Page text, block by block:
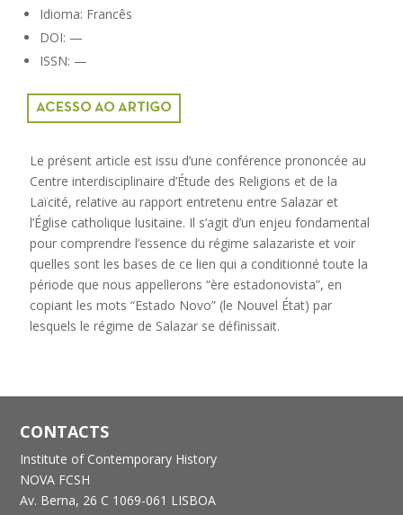
Idioma: Francês
DOI: —
ISSN: —
ACESSO AO ARTIGO
Le présent article est issu d’une conférence prononcée au
Centre interdisciplinaire d’Étude des Religions et de la
Laïcité, relative au rapport entretenu entre Salazar et
l’Église catholique lusitaine. Il s’agit d’un enjeu fondamental
pour comprendre l’essence du régime salazariste et voir
quelles sont les bases de ce lien qui a conditionné toute la
période que nous appellerons “ère estadonovista”, en
copiant les mots “Estado Novo” (le Nouvel État) par
lesquels le régime de Salazar se définissait.
CONTACTS
Institute of Contemporary History
NOVA FCSH
Av. Berna, 26 C 1069-061 LISBOA